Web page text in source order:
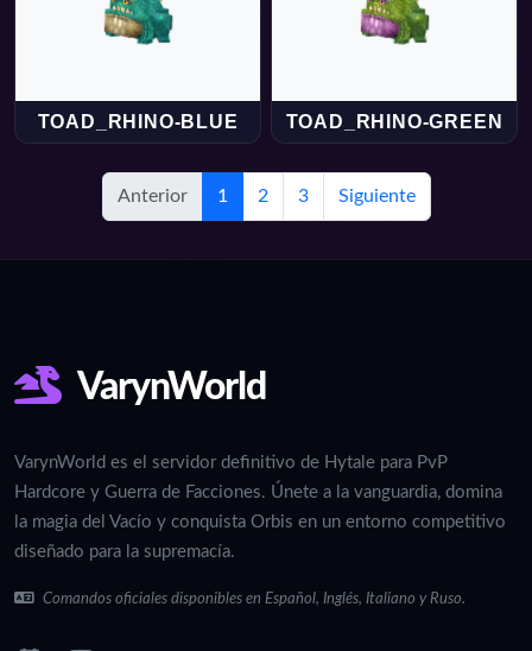
TOAD_RHINO-BLUE TOAD_RHINO-GREEN
Anterior 1 2 3 Siguiente
VarynWorld
VarynWorld es el servidor definitivo de Hytale para PvP
Hardcore y Guerra de Facciones. Únete a la vanguardia, domina
la magia del Vacío y conquista Orbis en un entorno competitivo
diseñado para la supremacía.
Comandos oficiales disponibles en Español, Inglés, Italiano y Ruso.